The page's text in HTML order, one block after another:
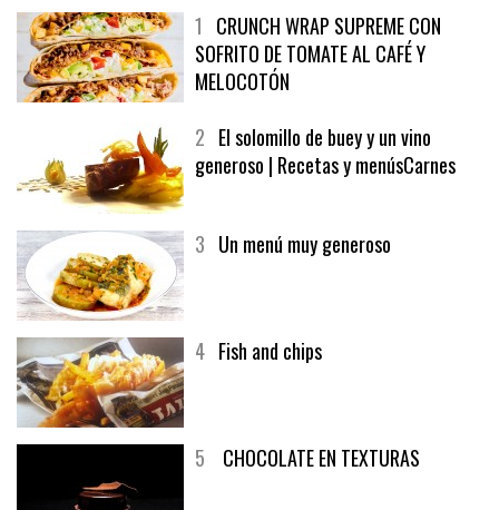
1CRUNCH WRAP SUPREME CON
SOFRITO DE TOMATE AL CAFÉ Y
MELOCOTÓN
2El solomillo de buey y un vino